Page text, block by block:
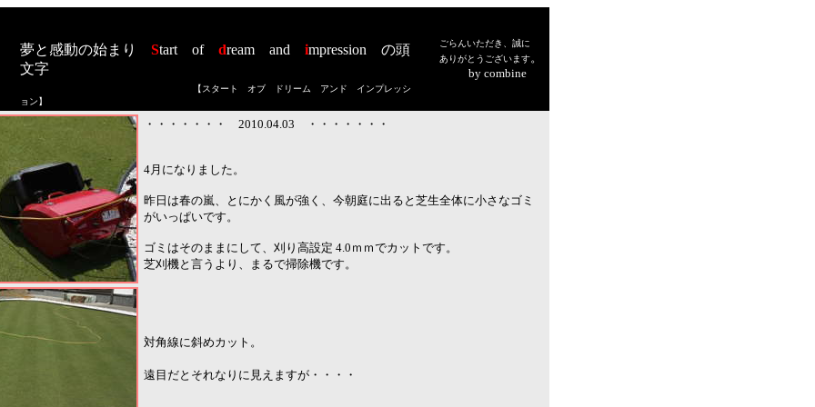
夢と感動の始まり Start of dream and impression の頭
文字
ごらんいただき、誠に
ありがとうございます。
by combine
【スタート オブ ドリーム アンド インプレッシ
ョン】
・・・・・・・ 2010.04.03 ・・・・・・・
4月になりました。
昨日は春の嵐、とにかく風が強く、今朝庭に出ると芝生全体に小さなゴミ
がいっぱいです。
ゴミはそのままにして、刈り高設定 4.0ｍｍでカットです。
芝刈機と言うより、まるで掃除機です。
対角線に斜めカット。
遠目だとそれなりに見えますが・・・・